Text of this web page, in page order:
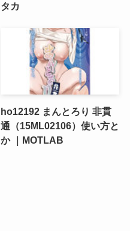
タカ
ho12192 まんとろり 非貫
通（15ML02106）使い方と
か ｜MOTLAB